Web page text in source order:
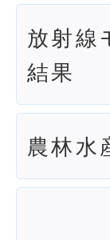
放射線
結果
農林水